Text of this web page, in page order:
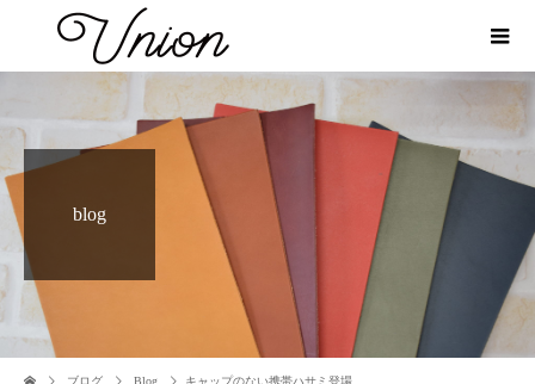
blog
ブログ Blog キャップのない携帯ハサミ登場